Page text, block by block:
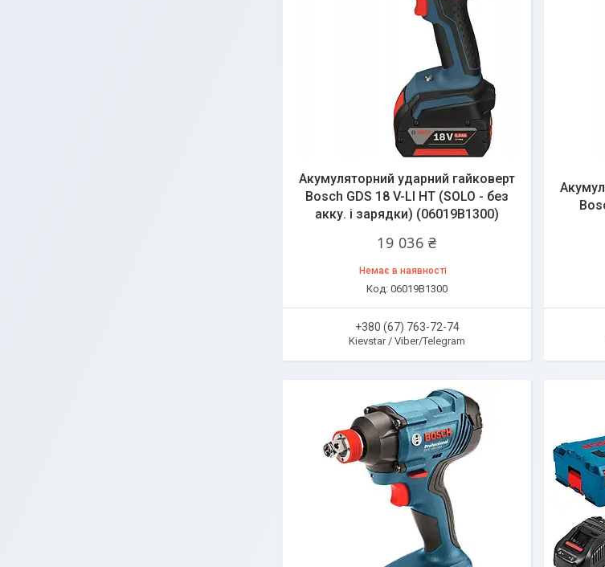
Акумуляторний ударний гайковерт
Bosch GDS 18 V-LI HT (SOLO - без
акку. і зарядки) (06019B1300)
19 036 ₴
Немає в наявності
06019B1300
+380 (67) 763-72-74
Kievstar / Viber/Telegram